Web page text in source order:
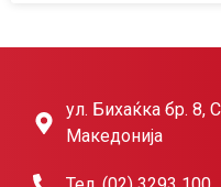
ул. Бихаќка бр. 8,
Македонија